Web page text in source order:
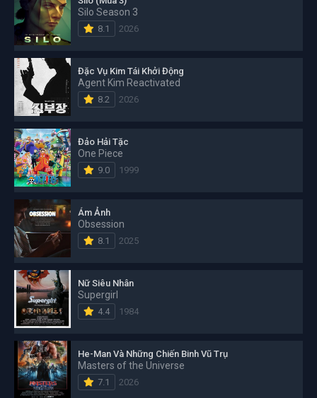
Silo Season 3
8.1 2026
Đặc Vụ Kim Tái Khởi Động
Agent Kim Reactivated
8.2 2026
Đảo Hải Tặc
One Piece
9.0 1999
Ám Ảnh
Obsession
8.1 2025
Nữ Siêu Nhân
Supergirl
4.4 1984
He-Man Và Những Chiến Binh Vũ Trụ
Masters of the Universe
7.1 2026